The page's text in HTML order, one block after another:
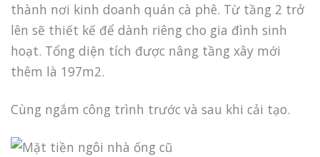
thành nơi kinh doanh quán cà phê. Từ tầng 2 trở
lên sẽ thiết kế để dành riêng cho gia đình sinh
hoạt. Tổng diện tích được nâng tầng xây mới
thêm là 197m2.
Cùng ngắm công trình trước và sau khi cải tạo.